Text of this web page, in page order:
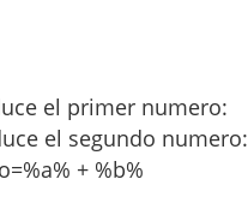
el primer numero:
el segundo numero:
+ %b%